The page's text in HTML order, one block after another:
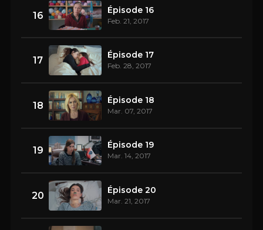
16 Épisode 16
Feb. 21, 2017
17 Épisode 17
Feb. 28, 2017
18 Épisode 18
Mar. 07, 2017
19 Épisode 19
Mar. 14, 2017
20 Épisode 20
Mar. 21, 2017